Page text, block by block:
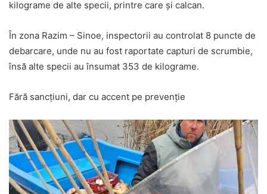
kilograme de alte specii, printre care și calcan.
În zona Razim – Sinoe, inspectorii au controlat 8 puncte de
debarcare, unde nu au fost raportate capturi de scrumbie,
însă alte specii au însumat 353 de kilograme.
Fără sancțiuni, dar cu accent pe prevenție